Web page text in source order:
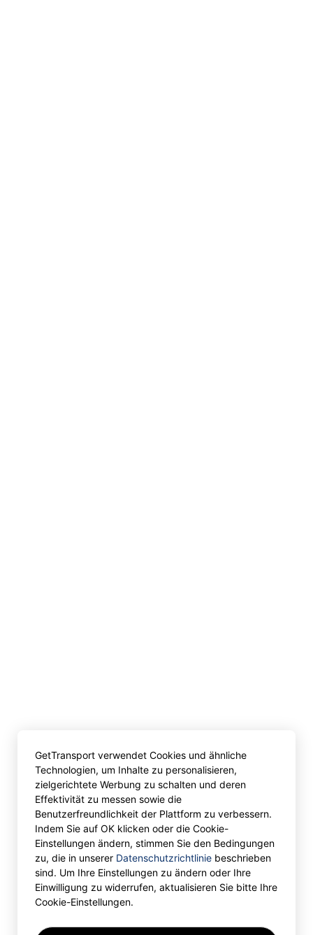
GetTransport verwendet Cookies und ähnliche
Technologien, um Inhalte zu personalisieren,
zielgerichtete Werbung zu schalten und deren
Effektivität zu messen sowie die
Benutzerfreundlichkeit der Plattform zu verbessern.
Indem Sie auf OK klicken oder die Cookie-
Einstellungen ändern, stimmen Sie den Bedingungen
zu, die in unserer Datenschutzrichtlinie beschrieben
sind. Um Ihre Einstellungen zu ändern oder Ihre
Einwilligung zu widerrufen, aktualisieren Sie bitte Ihre
Cookie-Einstellungen.